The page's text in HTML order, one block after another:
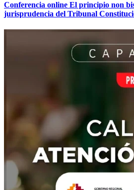
Conferencia online El principio non
jurisprudencia del Tribunal